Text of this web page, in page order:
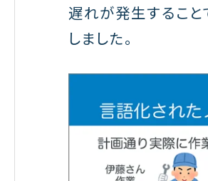
遅れが発生すること
しました。